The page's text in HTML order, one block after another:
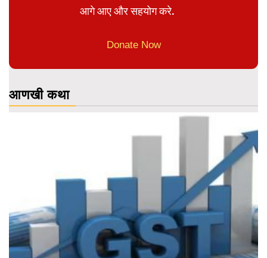
आगे आए और सहयोग करे.
Donate Now
आणखी कथा